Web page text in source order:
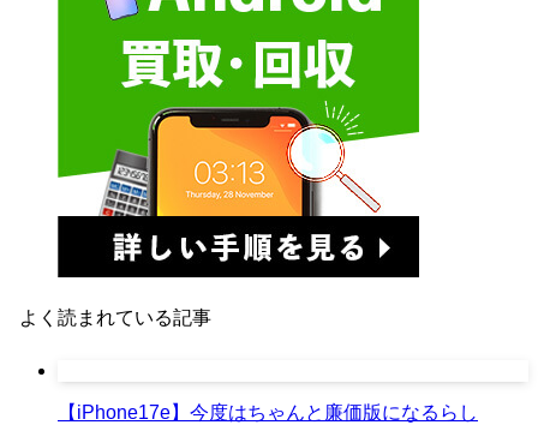
よく読まれている記事
【iPhone17e】今度はちゃんと廉価版になるらし